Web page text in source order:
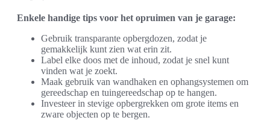
Enkele handige tips voor het opruimen van je garage:
Gebruik transparante opbergdozen, zodat je
gemakkelijk kunt zien wat erin zit.
Label elke doos met de inhoud, zodat je snel kunt
vinden wat je zoekt.
Maak gebruik van wandhaken en ophangsystemen om
gereedschap en tuingereedschap op te hangen.
Investeer in stevige opbergrekken om grote items en
zware objecten op te bergen.